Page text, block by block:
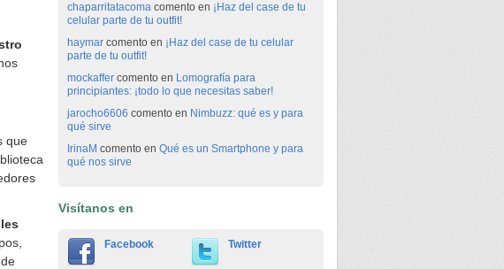
que
chaparritatacomacomento en ¡Haz del case de tu
celular parte de tu outfit!
haymarcomento en ¡Haz del case de tu celular
parte de tu outfit!
mockaffercomento en Lomografía para
principiantes: ¡todo lo que necesitas saber!
jarocho6606 comento en Nimbuzz: qué es y para
qué sirve
IrinaM comento en Qué es un Smartphone y para
qué nos sirve
Visítanos en
Facebook Twitter